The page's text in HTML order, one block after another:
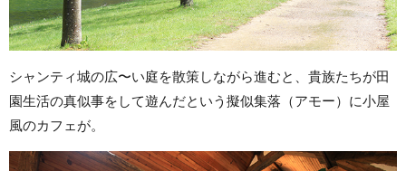
シャンティ城の広〜い庭を散策しながら進むと、貴族たちが田
園生活の真似事をして遊んだという擬似集落（アモー）に小屋
風のカフェが。